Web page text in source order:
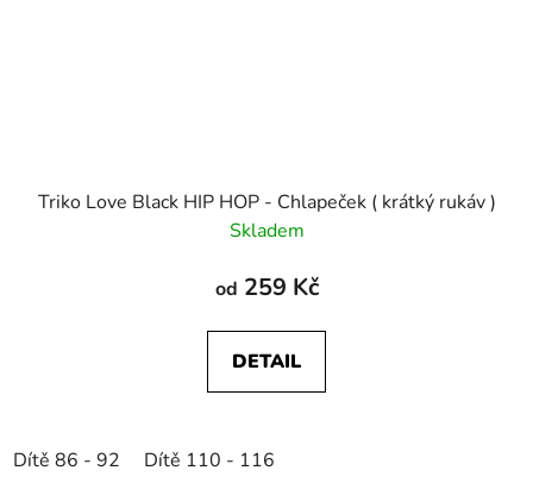
Triko Love Black HIP HOP - Chlapeček ( krátký rukáv )
Skladem
od 259 Kč
DETAIL
Dítě 86 - 92 Dítě 110 - 116